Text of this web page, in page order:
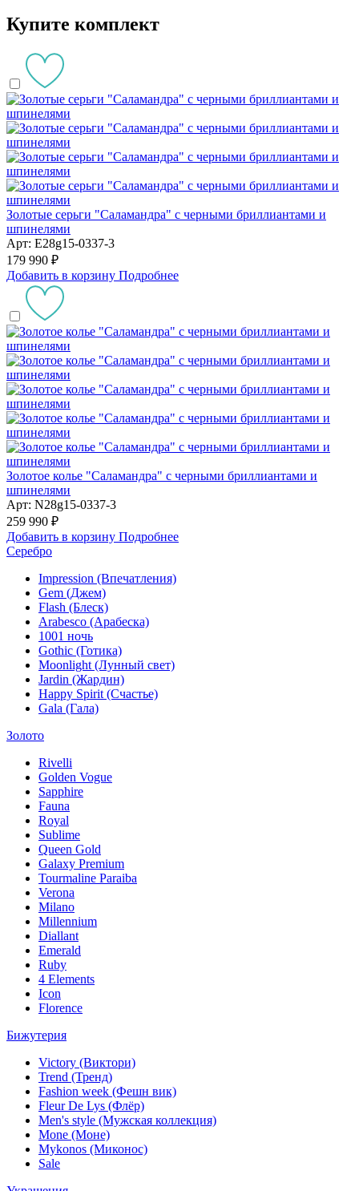
Купите комплект
Золотые серьги "Саламандра" с черными бриллиантами и
шпинелями
Арт: E28g15-0337-3
179 990 ₽
Добавить в корзину Подробнее
Золотое колье "Саламандра" с черными бриллиантами и
шпинелями
Арт: N28g15-0337-3
259 990 ₽
Добавить в корзину Подробнее
Серебро
Impression (Впечатления)
Gem (Джем)
Flash (Блеск)
Arabesco (Арабеска)
1001 ночь
Gothic (Готика)
Moonlight (Лунный свет)
Jardin (Жардин)
Happy Spirit (Счастье)
Gala (Гала)
Золото
Rivelli
Golden Vogue
Sapphire
Fauna
Royal
Sublime
Queen Gold
Galaxy Premium
Tourmaline Paraiba
Verona
Milano
Millennium
Diallant
Emerald
Ruby
4 Elements
Icon
Florence
Бижутерия
Victory (Виктори)
Trend (Тренд)
Fashion week (Фешн вик)
Fleur De Lys (Флёр)
Men's style (Мужская коллекция)
Mone (Моне)
Mykonos (Миконос)
Sale